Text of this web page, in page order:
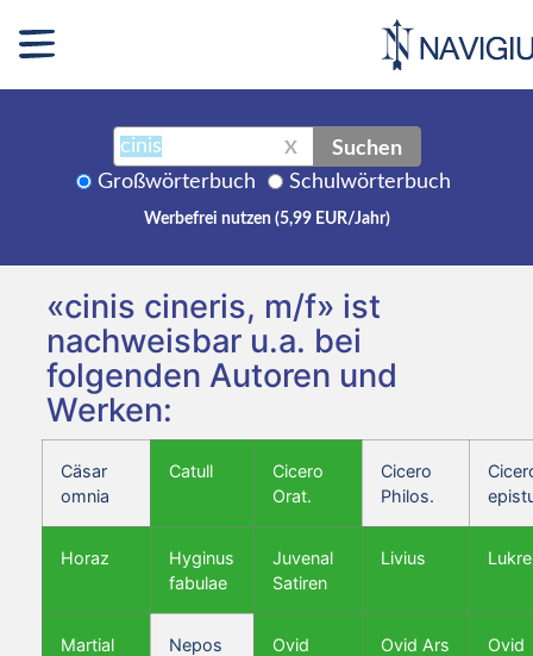
X Suchen
Großwörterbuch Schulwörterbuch
Werbefrei nutzen (5,99 EUR/Jahr)
«cinis cineris, m/f» ist
nachweisbar u.a. bei
folgenden Autoren und
Werken:
Cäsar
omnia
Catull
Cicero
Orat.
Cicero
Philos.
Horaz
Hyginus
fabulae
Juvenal
Satiren
Livius
Martial Nepos
Ovid
Ovid Ars
Ovid